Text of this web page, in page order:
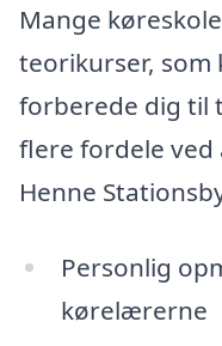
Mange
teorikurser,
forberede dig til
flere fordele
Henne
Personlig
kørelærerne